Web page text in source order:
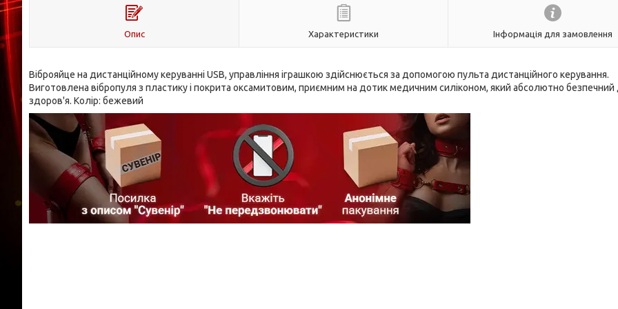
Опис Характеристики Інформація для замовлення
Віброяйце на дистанційному керуванні USB, управління іграшкою здійснюється за допомогою пульта дистанційного керування.
Виготовлена вібропуля з пластику і покрита оксамитовим, приємним на дотик медичним силіконом, який абсолютно безпечний
здоров'я. Колір: бежевий